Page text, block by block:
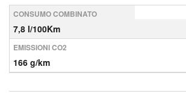
CONSUMO COMBINATO
7,8 l/100Km
EMISSIONI CO2
166 g/km